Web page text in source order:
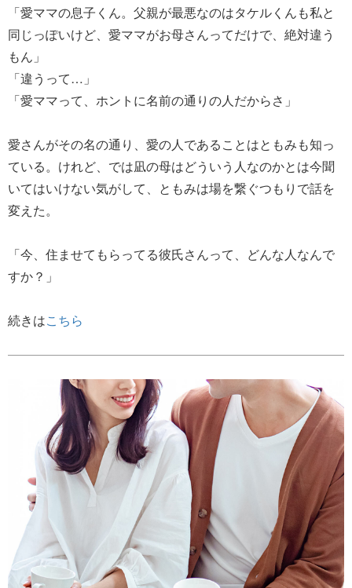
「愛ママの息子くん。父親が最悪なのはタケルくんも私と
同じっぽいけど、愛ママがお母さんってだけで、絶対違う
もん」
「違うって…」
「愛ママって、ホントに名前の通りの人だからさ」
愛さんがその名の通り、愛の人であることはともみも知っ
ている。けれど、では凪の母はどういう人なのかとは今聞
いてはいけない気がして、ともみは場を繋ぐつもりで話を
変えた。
「今、住ませてもらってる彼氏さんって、どんな人なんで
すか？」
続きはこちら